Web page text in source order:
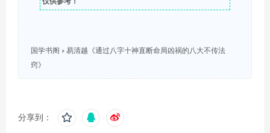
仅供参考！
国学书阁 » 易清越《通过八字十神直断命局凶祸的八大不传法
窍》
分享到：